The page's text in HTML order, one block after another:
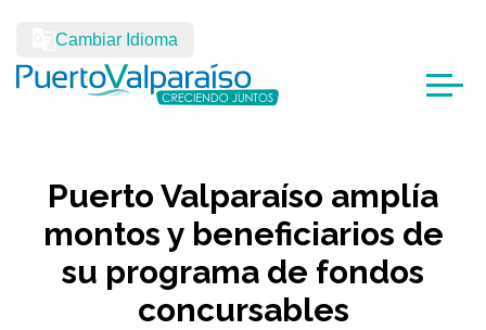
Cambiar Idioma
Puerto Valparaíso amplía
montos y beneficiarios de
su programa de fondos
concursables